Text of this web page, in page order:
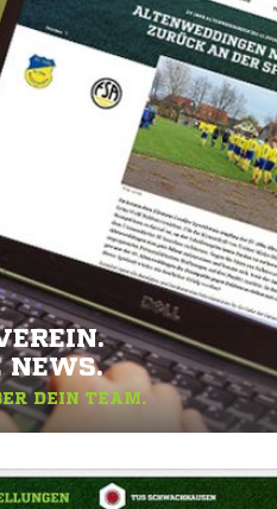
NEWS.
DEIN TEAM.